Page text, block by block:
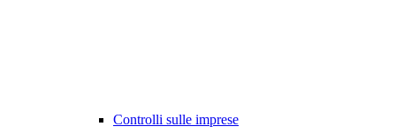
Controlli sulle imprese